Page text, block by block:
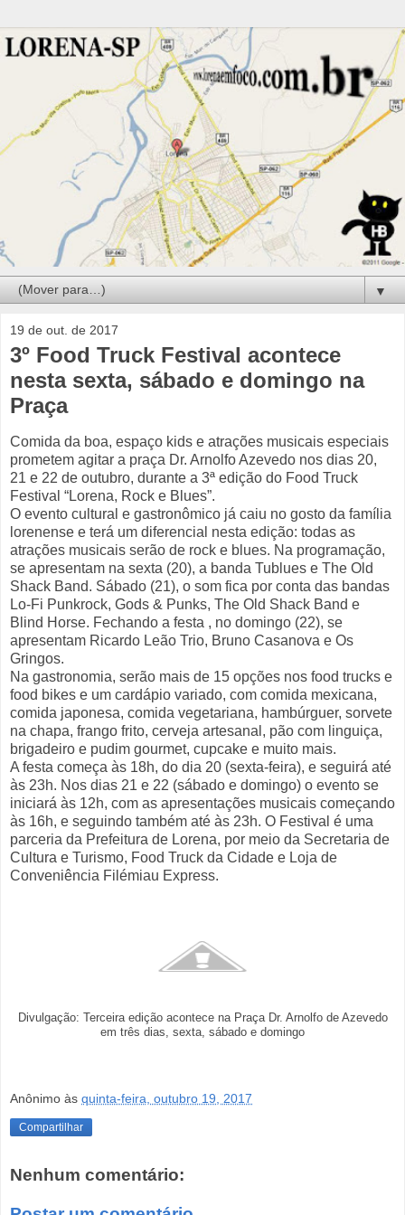
▼
19 de out. de 2017
3º Food Truck Festival acontece
nesta sexta, sábado e domingo na
Praça
Comida da boa, espaço kids e atrações musicais especiais
prometem agitar a praça Dr. Arnolfo Azevedo nos dias 20,
21 e 22 de outubro, durante a 3ª edição do Food Truck
Festival “Lorena, Rock e Blues”.
O evento cultural e gastronômico já caiu no gosto da família
lorenense e terá um diferencial nesta edição: todas as
atrações musicais serão de rock e blues. Na programação,
se apresentam na sexta (20), a banda Tublues e The Old
Shack Band. Sábado (21), o som fica por conta das bandas
Lo-Fi Punkrock, Gods & Punks, The Old Shack Band e
Blind Horse. Fechando a festa , no domingo (22), se
apresentam Ricardo Leão Trio, Bruno Casanova e Os
Gringos.
Na gastronomia, serão mais de 15 opções nos food trucks e
food bikes e um cardápio variado, com comida mexicana,
comida japonesa, comida vegetariana, hambúrguer, sorvete
na chapa, frango frito, cerveja artesanal, pão com linguiça,
brigadeiro e pudim gourmet, cupcake e muito mais.
A festa começa às 18h, do dia 20 (sexta-feira), e seguirá até
às 23h. Nos dias 21 e 22 (sábado e domingo) o evento se
iniciará às 12h, com as apresentações musicais começando
às 16h, e seguindo também até às 23h. O Festival é uma
parceria da Prefeitura de Lorena, por meio da Secretaria de
Cultura e Turismo, Food Truck da Cidade e Loja de
Conveniência Filémiau Express.
Divulgação: Terceira edição acontece na Praça Dr. Arnolfo de Azevedo
em três dias, sexta, sábado e domingo
Anônimo às quinta-feira, outubro 19, 2017
Compartilhar
Nenhum comentário: